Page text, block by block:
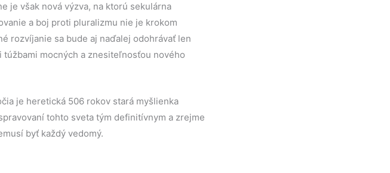
je však nová výzva, na ktorú sekulárna
a boj proti pluralizmu nie je krokom
rozvíjanie sa bude aj naďalej odohrávať len
mocných a znesiteľnosťou nového
je heretická 506 rokov stará myšlienka
tohto sveta tým definitívnym a zrejme
byť každý vedomý.